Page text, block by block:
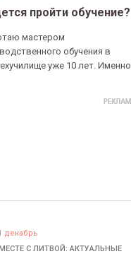
пройти обучение?
мастером
обучения в
уже 10 лет. Именно
декабрь
С ЛИТВОЙ: АКТУАЛЬНЫЕ